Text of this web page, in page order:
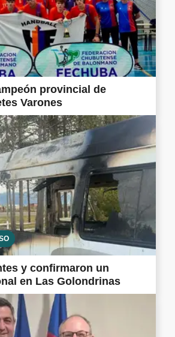
provincial de
Varones
y confirmaron un
en Las Golondrinas